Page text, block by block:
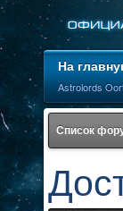
На
Astrolords
Список